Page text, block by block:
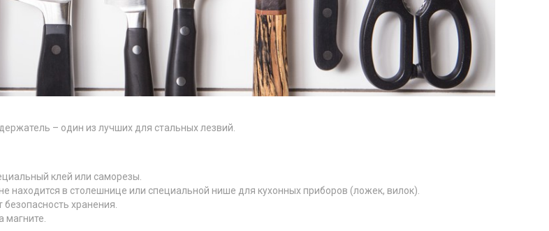
– один из лучших для стальных лезвий.
клей или саморезы.
находится в столешнице или специальной нише для кухонных приборов (ложек, вилок).
хранения.
магните.